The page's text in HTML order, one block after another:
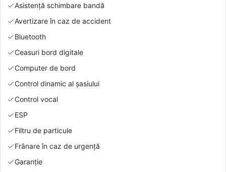
Asistență schimbare bandă
Avertizare în caz de accident
Bluetooth
Ceasuri bord digitale
Computer de bord
Control dinamic al șasiului
Control vocal
ESP
Filtru de particule
Frânare în caz de urgență
Garanție